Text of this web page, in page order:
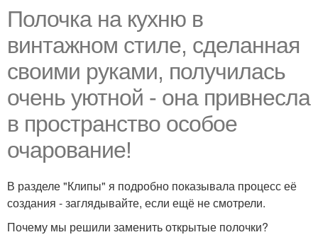
Полочка на кухню в
винтажном стиле, сделанная
своими руками, получилась
очень уютной - она привнесла
в пространство особое
очарование!
В разделе "Клипы" я подробно показывала процесс её
создания - заглядывайте, если ещё не смотрели.
Почему мы решили заменить открытые полочки?